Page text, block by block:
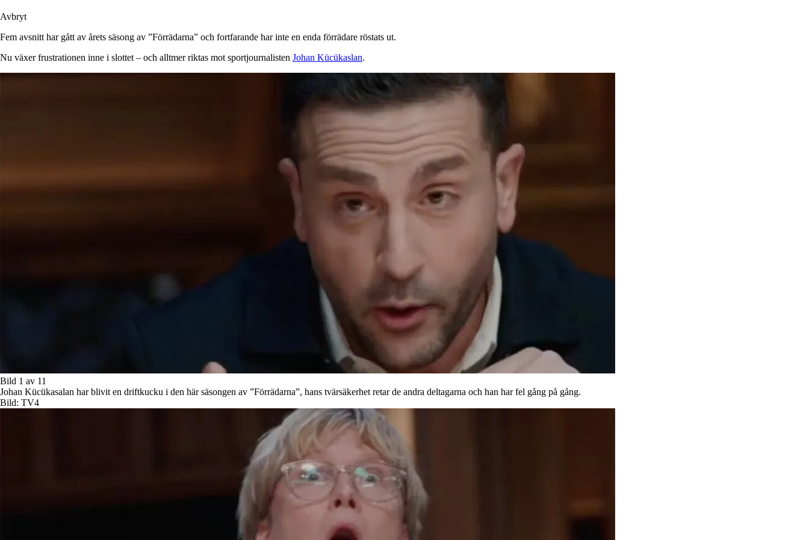
Avbryt
Fem avsnitt har gått av årets säsong av ”Förrädarna” och fortfarande har inte en enda förrädare röstats ut.
Nu växer frustrationen inne i slottet – och alltmer riktas mot sportjournalisten Johan Kücükaslan.
Bild 1 av 11
Johan Kücükasalan har blivit en driftkucku i den här säsongen av ”Förrädarna”, hans tvärsäkerhet retar de andra deltagarna och han har fel gång på gång.
Bild: TV4